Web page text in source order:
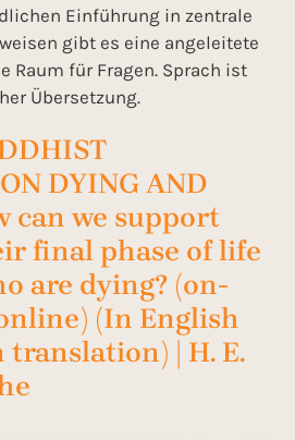
Einführung in zentrale
gibt es eine angeleitete
Raum für Fragen. Sprach ist
Übersetzung.
DYING AND
can we support
final phase of life
are dying? (on-
(In English
| H. E.